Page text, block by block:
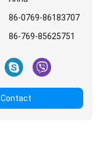
86-0769-86183707
86-769-85625751
Contact